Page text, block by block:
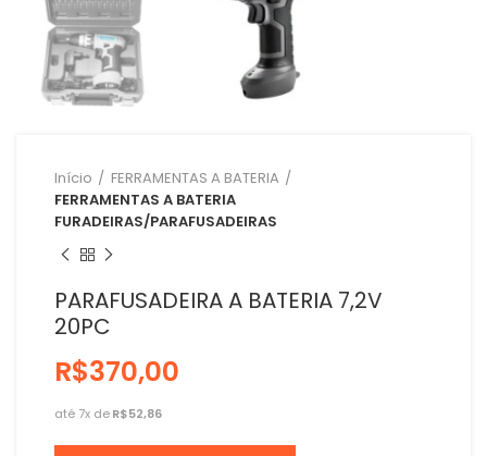
Início
FERRAMENTAS A BATERIA
FERRAMENTAS A BATERIA
FURADEIRAS/PARAFUSADEIRAS
PARAFUSADEIRA A BATERIA 7,2V
20PC
R$
R$